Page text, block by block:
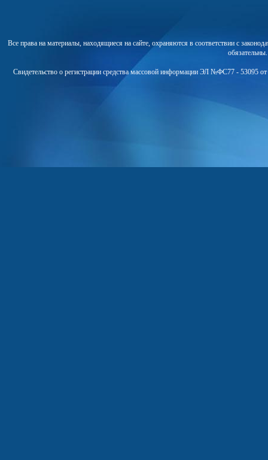
Все права на материалы, находящиеся на сайте, охраняются в соответствии с
Свидетельство о регистрации средства массовой информации ЭЛ №ФС77 - 53095